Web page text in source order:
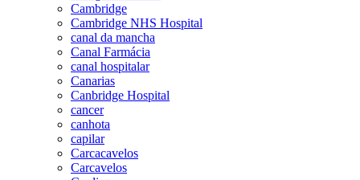
Cambridge
Cambridge NHS Hospital
canal da mancha
Canal Farmácia
canal hospitalar
Canarias
Canbridge Hospital
cancer
canhota
capilar
Carcacavelos
Carcavelos